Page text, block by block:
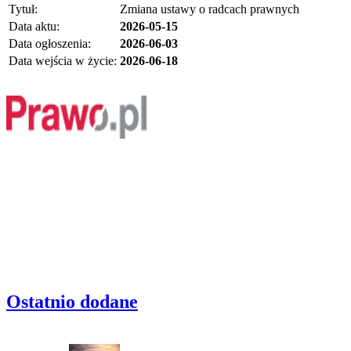
Tytuł:
Zmiana ustawy o radcach prawnych
Data aktu:
2026-05-15
Data ogłoszenia:
2026-06-03
Data wejścia w życie: 2026-06-18
Ostatnio dodane